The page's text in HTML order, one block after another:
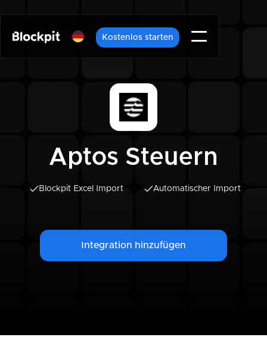
Kostenlos starten
Aptos Steuern
Blockpit Excel Import Automatischer Import
Integration hinzufügen